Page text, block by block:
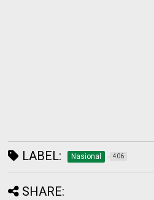
LABEL: Nasional 406
SHARE: